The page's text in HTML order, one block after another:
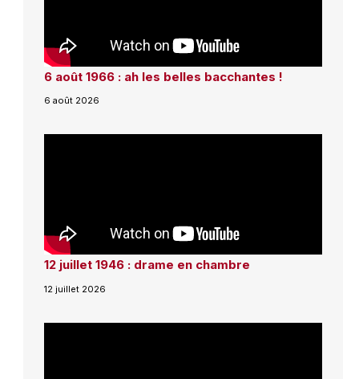
6 août 1966 : ah les belles bacchantes !
6 août 2026
12 juillet 1946 : drame en chambre
12 juillet 2026